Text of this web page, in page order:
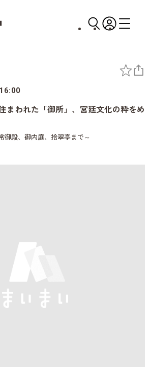
まわれた「御所」、宮廷文化の粋をめ
御殿、御内庭、拾翠亭まで～